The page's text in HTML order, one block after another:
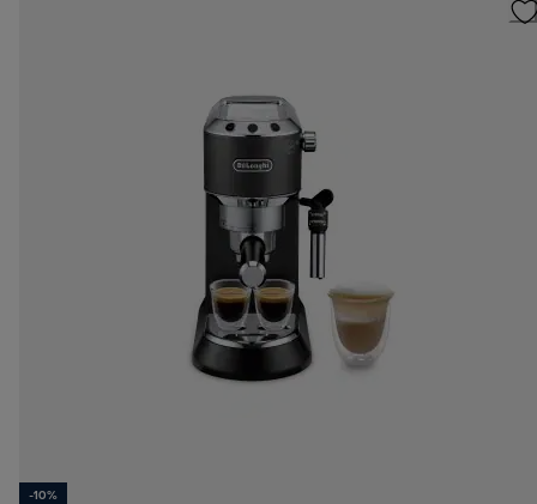
-10%